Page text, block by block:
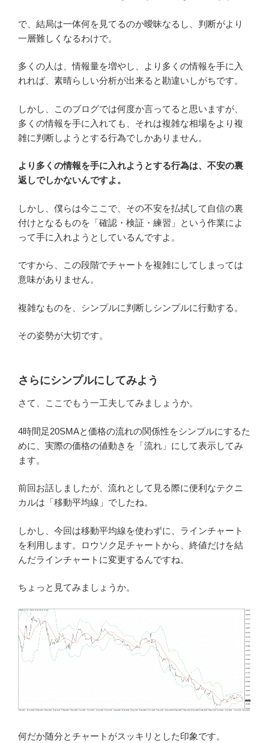
で、結局は一体何を見てるのか曖昧なるし、判断がより
一層難しくなるわけで。
多くの人は、情報量を増やし、より多くの情報を手に入
れれば、素晴らしい分析が出来ると勘違いしがちです。
しかし、このブログでは何度か言ってると思いますが、
多くの情報を手に入れても、それは複雑な相場をより複
雑に判断しようとする行為でしかありません。
より多くの情報を手に入れようとする行為は、不安の裏
返しでしかないんですよ。
しかし、僕らは今ここで、その不安を払拭して自信の裏
付けとなるものを「確認・検証・練習」という作業によ
って手に入れようとしているんですよ。
ですから、この段階でチャートを複雑にしてしまっては
意味がありません。
複雑なものを、シンプルに判断しシンプルに行動する。
その姿勢が大切です。
さらにシンプルにしてみよう
さて、ここでもう一工夫してみましょうか。
4時間足20SMAと価格の流れの関係性をシンプルにするた
めに、実際の価格の値動きを「流れ」にして表示してみ
ます。
前回お話しましたが、流れとして見る際に便利なテクニ
カルは「移動平均線」でしたね。
しかし、今回は移動平均線を使わずに、ラインチャート
を利用します。ロウソク足チャートから、終値だけを結
んだラインチャートに変更するんですね。
ちょっと見てみましょうか。
何だか随分とチャートがスッキリとした印象です。